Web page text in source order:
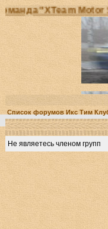
Motor
Список форумов Икс Тим
Не являетесь членом групп